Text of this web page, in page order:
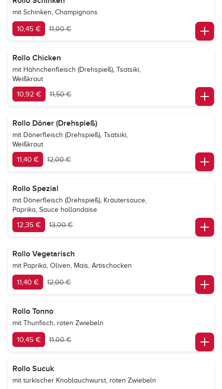
mit Schinken, Champignons
10,45 € 11,00 €
Rollo Chicken
mit Hähnchenfleisch (Drehspieß), Tsatsiki,
Weißkraut
10,92 € 11,50 €
Rollo Döner (Drehspieß)
mit Dönerfleisch (Drehspieß), Tsatsiki,
Weißkraut
11,40 € 12,00 €
Rollo Spezial
mit Dönerfleisch (Drehspieß), Kräutersauce,
Paprika, Sauce hollandaise
12,35 € 13,00 €
Rollo Vegetarisch
mit Paprika, Oliven, Mais, Artischocken
11,40 € 12,00 €
Rollo Tonno
mit Thunfisch, roten Zwiebeln
10,45 € 11,00 €
Rollo Sucuk
mit türkischer Knoblauchwurst, roten Zwiebeln